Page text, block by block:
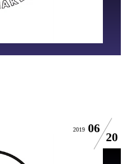
2019 06
20